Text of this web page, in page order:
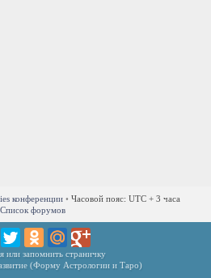
конференции• Часовой пояс: UTC + 3 часа
Список форумов
или запомнить страничку
(Форму Астрологии и Таро)